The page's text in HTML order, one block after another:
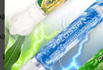
oleh cedera pada
berulang pada
gejala sakit